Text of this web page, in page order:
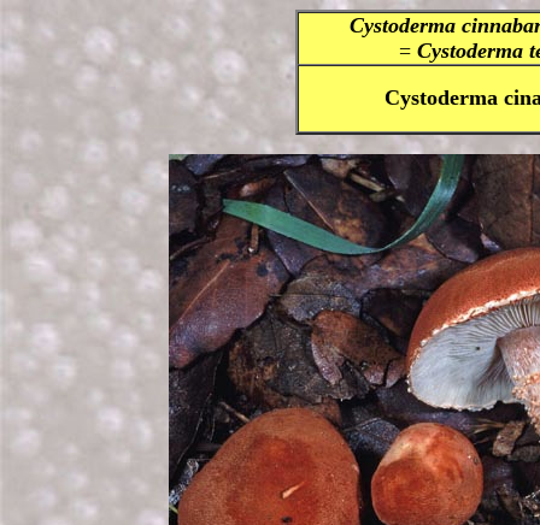
Cystoderma
= Cystoderma
Cystoderma